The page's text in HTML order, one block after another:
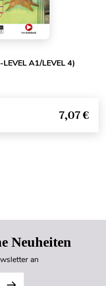
LEVEL A1/LEVEL 4)
7,07 €
Neuheiten
an